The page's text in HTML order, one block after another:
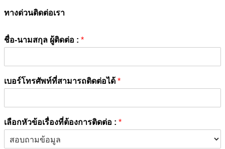
ทางด่วนติดต่อเรา
ชื่อ-นามสกุล ผู้ติดต่อ : *
เบอร์โทรศัพท์ที่สามารถติดต่อได้ *
เลือกหัวข้อเรื่องที่ต้องการติดต่อ : *